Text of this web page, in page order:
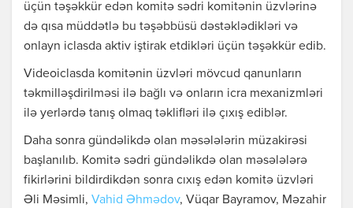
üçün təşəkkür edən komitə sədri komitənin üzvlərinə
də qısa müddətlə bu təşəbbüsü dəstəklədikləri və
onlayn iclasda aktiv iştirak etdikləri üçün təşəkkür edib.
Videoiclasda komitənin üzvləri mövcud qanunların
təkmilləşdirilməsi ilə bağlı və onların icra mexanizmləri
ilə yerlərdə tanış olmaq təklifləri ilə çıxış ediblər.
Daha sonra gündəlikdə olan məsələlərin müzakirəsi
başlanılıb. Komitə sədri gündəlikdə olan məsələlərə
fikirlərini bildirdikdən sonra cıxış edən komitə üzvləri
Əli Məsimli, Vahid Əhmədov, Vüqar Bayramov, Məzahir